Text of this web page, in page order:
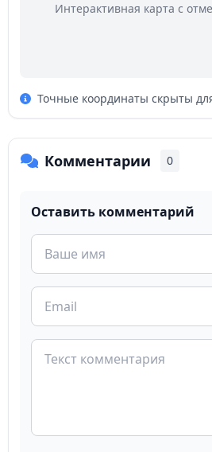
Интерактивная карта с
Точные координаты скрыты
Комментарии 0
Оставить комментарий